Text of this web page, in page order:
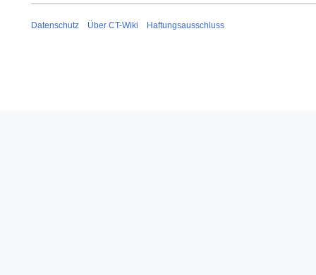
Datenschutz Über CT-Wiki Haftungsausschluss